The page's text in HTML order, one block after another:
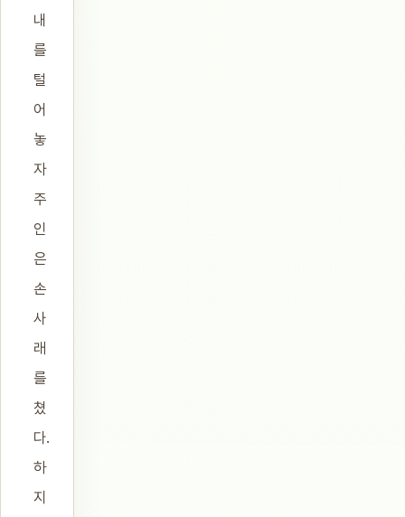
내
를
털
어
놓
자
주
인
은
손
사
래
를
쳤
다.
하
지